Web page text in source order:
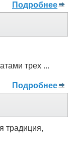
Подробнее
трех ...
Подробнее
традиция,